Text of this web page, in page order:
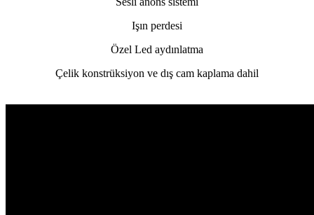
Işın perdesi
Özel Led aydınlatma
Çelik konstrüksiyon ve dış cam kaplama dahil